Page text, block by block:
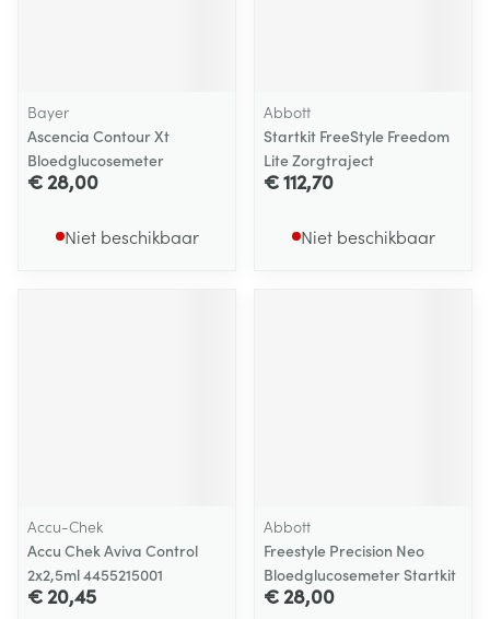
Bayer
Ascencia Contour Xt
Bloedglucosemeter
€ 28,00
Niet beschikbaar
Abbott
Startkit FreeStyle Freedom
Lite Zorgtraject
€ 112,70
Niet beschikbaar
Accu-Chek
Accu Chek Aviva Control
2x2,5ml 4455215001
€ 20,45
Abbott
Freestyle Precision Neo
Bloedglucosemeter Startkit
€ 28,00